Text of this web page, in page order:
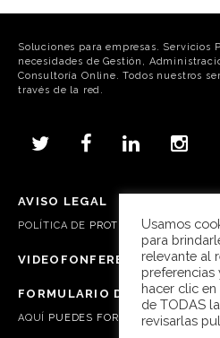
Soluciones para empresas. Servicios
necesidades de Gestión,
Consultoría Online. Todos nuestros
través de la red.
AVISO LEGAL
POLÍTICA DE PROTECCIÓN DE
VIDEOFONFERENCIA SKYPE
FORMULARIO DE CONTACTO
AQUÍ PUEDES FORMULAR TUS
Usamos
para
relevante al
preferencias
hacer clic
de TODAS
revisarlas